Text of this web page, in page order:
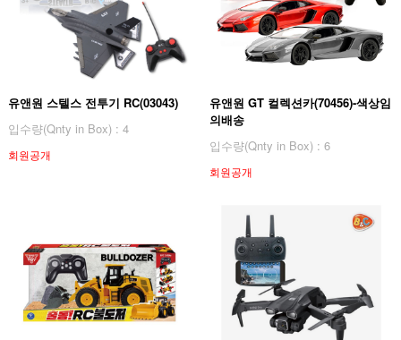
유앤원 스텔스 전투기 RC(03043)
입수량(Qnty in Box) : 4
회원공개
유앤원 GT 컬렉션카(70456)-색상임
의배송
입수량(Qnty in Box) : 6
회원공개